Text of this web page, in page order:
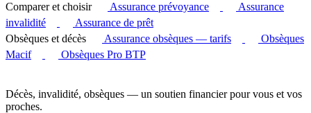
Comparer et choisir
Assurance prévoyance
Assurance
invalidité
Assurance de prêt
Obsèques et décès
Assurance obsèques — tarifs
Obsèques
Macif
Obsèques Pro BTP
Décès, invalidité, obsèques — un soutien financier pour vous et vos
proches.